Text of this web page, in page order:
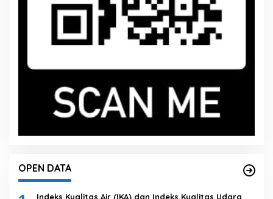
OPEN DATA
Indeks Kualitas Air (IKA) dan Indeks Kualitas Udara